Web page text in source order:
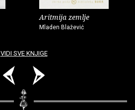
Aritmija zemlje
Mladen Blažević
VIDI SVE KNJIGE